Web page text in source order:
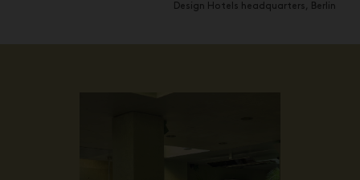
Design Hotels headquarters, Berlin